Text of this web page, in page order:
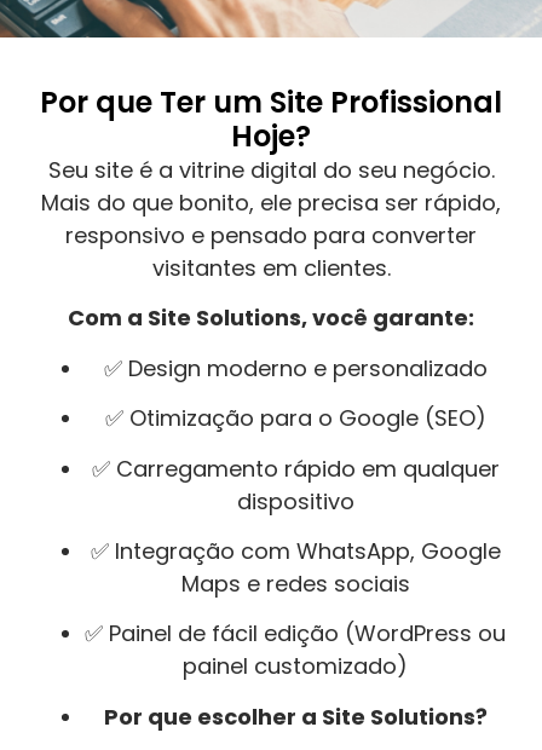
Por que Ter um Site Profissional
Hoje?
Seu site é a vitrine digital do seu negócio.
Mais do que bonito, ele precisa ser rápido,
responsivo e pensado para converter
visitantes em clientes.
Com a Site Solutions, você garante:
✅ Design moderno e personalizado
✅ Otimização para o Google (SEO)
✅ Carregamento rápido em qualquer
dispositivo
✅ Integração com WhatsApp, Google
Maps e redes sociais
✅ Painel de fácil edição (WordPress ou
painel customizado)
Por que escolher a Site Solutions?